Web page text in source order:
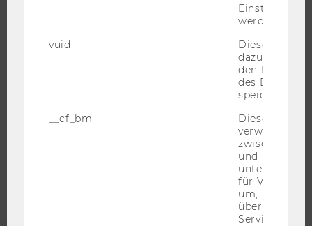
werden.
vuid
Dieser
dazu
den
des
speichern.
__cf_bm
Dieses
verwendet,
zwischen
und Bots zu
für Vimeo
um, um
über die
Service zu